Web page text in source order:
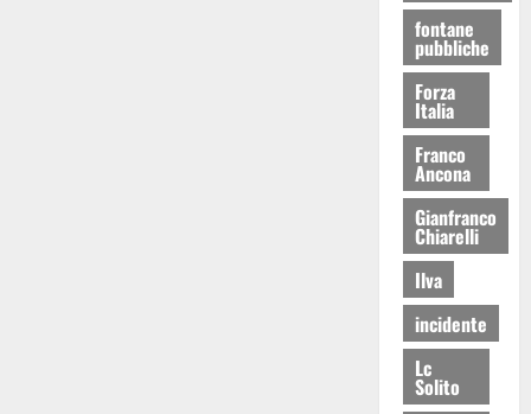
fontane
pubbliche
Forza
Italia
Franco
Ancona
Gianfranco
Chiarelli
Ilva
incidente
Lc
Solito